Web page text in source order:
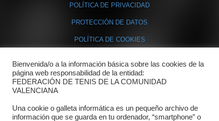
POLÍTICA DE PRIVACIDAD
PROTECCIÓN DE DATOS
POLÍTICA DE COOKIES
Contacto
Dónde estamos
Directorio departamentos
Bienvenida/o a la información básica sobre las cookies de la
página web responsabilidad de la entidad:
FEDERACIÓN DE TENIS DE LA COMUNIDAD
VALENCIANA
Una cookie o galleta informática es un pequeño archivo de
información que se guarda en tu ordenador, “smartphone” o